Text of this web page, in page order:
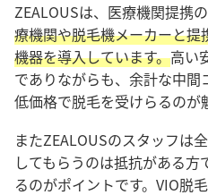
ZEALOUSは、医療機関提携
療機関や脱毛機メーカーと
機器を導入しています。高い
でありながらも、余計な中間
低価格で脱毛を受けらるのが
またZEALOUSのスタッフは
してもらうのは抵抗がある
るのがポイントです。VIO脱